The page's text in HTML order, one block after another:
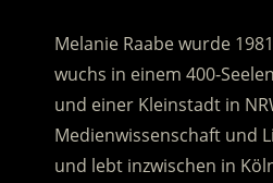
Melanie Raabe wurde
wuchs in einem 400-
und einer Kleinstadt in
Medienwissenschaft und
und lebt inzwischen in